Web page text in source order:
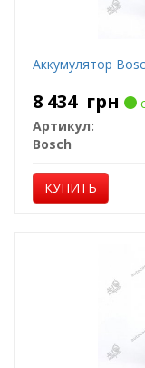
Аккумулятор
8 434 грн
Артикул:
Bosch
КУПИТЬ